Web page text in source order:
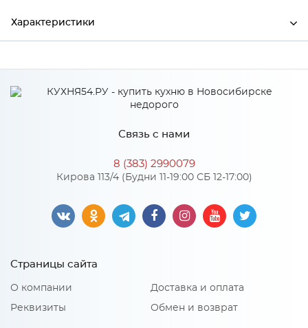
Характеристики
Связь с нами
8 (383) 2990079
Кирова 113/4 (Будни 11-19:00 СБ 12-17:00)
Страницы сайта
О компании
Реквизиты
Доставка и оплата
Обмен и возврат